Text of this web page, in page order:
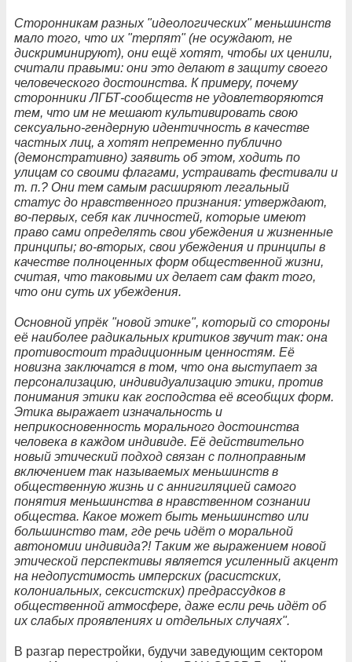
Сторонникам разных "идеологических" меньшинств
мало того, что их "терпят" (не осуждают, не
дискриминируют), они ещё хотят, чтобы их ценили,
считали правыми: они это делают в защиту своего
человеческого достоинства. К примеру, почему
сторонники ЛГБТ-сообществ не удовлетворяются
тем, что им не мешают культивировать свою
сексуально-гендерную идентичность в качестве
частных лиц, а хотят непременно публично
(демонстративно) заявить об этом, ходить по
улицам со своими флагами, устраивать фестивали и
т. п.? Они тем самым расширяют легальный
статус до нравственного признания: утверждают,
во-первых, себя как личностей, которые имеют
право сами определять свои убеждения и жизненные
принципы; во-вторых, свои убеждения и принципы в
качестве полноценных форм общественной жизни,
считая, что таковыми их делает сам факт того,
что они суть их убеждения.
Основной упрёк "новой этике", который со стороны
её наиболее радикальных критиков звучит так: она
противостоит традиционным ценностям. Её
новизна заключатся в том, что она выступает за
персонализацию, индивидуализацию этики, против
понимания этики как господства её всеобщих форм.
Этика выражает изначальность и
неприкосновенность морального достоинства
человека в каждом индивиде. Её действительно
новый этический подход связан с полноправным
включением так называемых меньшинств в
общественную жизнь и с аннигиляцией самого
понятия меньшинства в нравственном сознании
общества. Какое может быть меньшинство или
большинство там, где речь идёт о моральной
автономии индивида?! Таким же выражением новой
этической перспективы является усиленный акцент
на недопустимость имперских (расистских,
колониальных, сексистских) предрассудков в
общественной атмосфере, даже если речь идёт об
их слабых проявлениях и отдельных случаях".
В разгар перестройки, будучи заведующим сектором